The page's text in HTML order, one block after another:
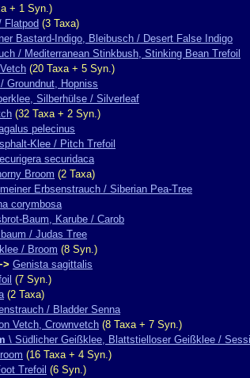
+ 1 Syn.)
Flatpod (3 Taxa)
Bastard-Indigo, Bleibusch / Desert False Indigo
/ Mediterranean Stinkbush, Stinking Bean Trefoil
(20 Taxa + 5 Syn.)
Groundnut, Hopniss
Silberhülse / Silverleaf
(32 Taxa + 2 Syn.)
pelecinus
Klee / Pitch Trefoil
securidaca
Broom (2 Taxa)
Erbsenstrauch / Siberian Pea-Tree
corymbosa
Baum, Karube / Carob
/ Judas Tree
/ Broom (8 Syn.)
Genista sagittalis
(7 Syn.)
(2 Taxa)
/ Bladder Senna
Vetch, Crownvetch (8 Taxa + 7 Syn.)
\ Südlicher Geißklee, Blattstielloser Geißklee /
(16 Taxa + 4 Syn.)
Trefoil (6 Syn.)